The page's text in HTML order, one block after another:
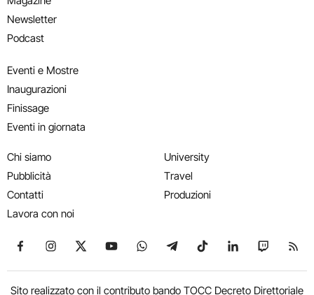
Newsletter
Podcast
Eventi e Mostre
Inaugurazioni
Finissage
Eventi in giornata
Chi siamo
Pubblicità
Contatti
Lavora con noi
University
Travel
Produzioni
Seguici su Facebook
Seguici su Instagram
Seguici su X
Seguici su YouTube
Seguici su WhatsApp
Seguici su Telegram
Seguici su TikTok
Seguici su
Seguici
Sito realizzato con il contributo bando TOCC Decreto Direttoriale